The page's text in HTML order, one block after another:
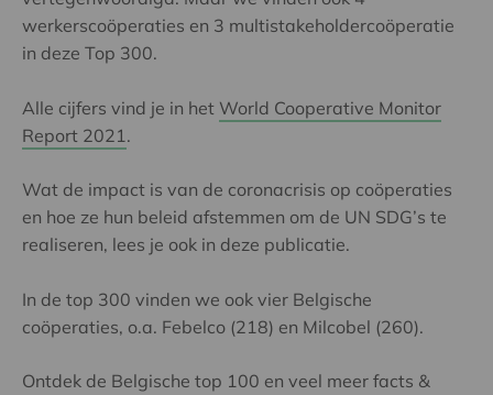
werkerscoöperaties en 3 multistakeholdercoöperatie
in deze Top 300.
Alle cijfers vind je in het World Cooperative Monitor
Report 2021 .
Wat de impact is van de coronacrisis op coöperaties
en hoe ze hun beleid afstemmen om de UN SDG’s te
realiseren, lees je ook in deze publicatie.
In de top 300 vinden we ook vier Belgische
coöperaties, o.a. Febelco (218) en Milcobel (260).
Ontdek de Belgische top 100 en veel meer facts &